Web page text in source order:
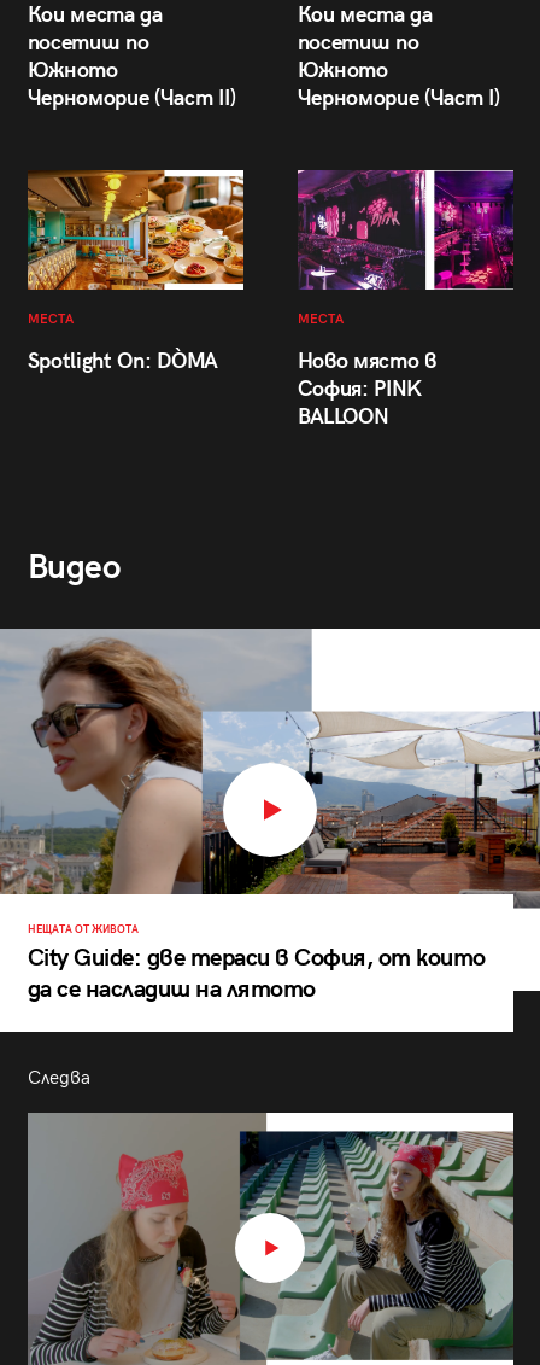
Кои места да
посетиш по
Южното
Черноморие (Част II)
Кои места да
посетиш по
Южното
Черноморие (Част I)
МЕСТА
Spotlight On: DÒMA
МЕСТА
Ново място в
София: PINK
BALLOON
Видео
НЕЩАТА ОТ ЖИВОТА
City Guide: две тераси в София, от които
да се насладиш на лятото
Следва